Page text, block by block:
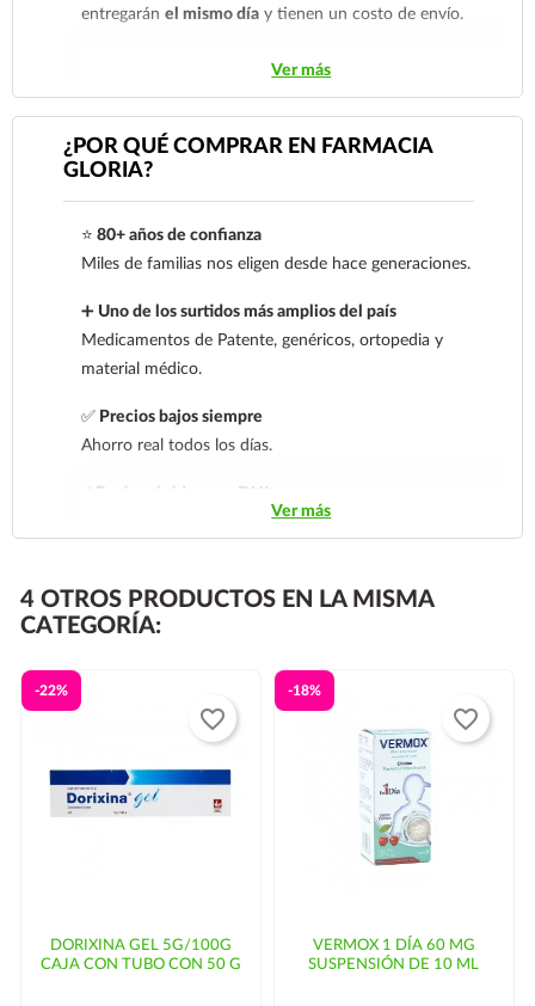
entregaránel mismo día y tienen un costo de envío.
Los pedidos de otras localidades se envían mediante
.Sólo hacemos envíos en el territorio
nacional.
económica.En la tarifa nacional al día siguiente, los
pedidos deben realizarseantes de las 14:00 hrs.El
tiempo de entrega de la tarifa económica es de
días.
En losproductos refrigerados siempre se debe
seleccionar la tarifa nacional día siguiente
productos de cadena de frío. Todos los productos se
Los envíos se realizan de lunes a jueves
paqueterías no trabajan los fines de semana.El pedido
entregarse al día siguiente.
puede haber un
incremento en el costo del envío y/o mayor tiempo de
entrega. En ese caso, se solicitaría autorización por
parte del cliente.
Ver más
¿POR QUÉ COMPRAR EN FARMACIA
GLORIA?
⭐ 80+ años de confianza
Miles de familias nos eligen desde hace generaciones.
➕ Uno de los surtidos más amplios del país
Medicamentos de Patente, genéricos, ortopedia y
material médico.
✅ Precios bajos siempre
Ahorro real todos los días.
⚡ Envíos rápidos con DHL
Cobertura nacional con rastreo y entrega segura.
Ver más
4 OTROS PRODUCTOS EN LA MISMA
CATEGORÍA:
DORIXINA GEL 5G/100G
CAJA CON TUBO CON 50 G
-22%
favorite_border
VERMOX 1 DÍA 60 MG
SUSPENSIÓN DE 10 ML
-18%
favorite_border